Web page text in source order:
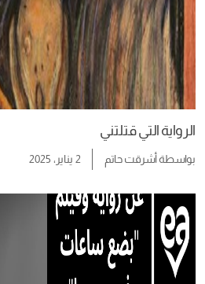
الرواية التي قتلتني
بواسطةأشرقت حاتم 2 يناير، 2025